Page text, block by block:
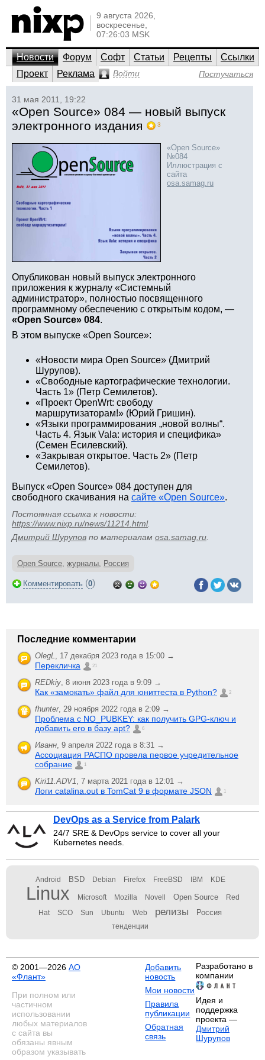
9 августа 2026,
воскресенье,
07:26:03 MSK
Новости Форум Софт Статьи Рецепты
Ссылки
Проект
Реклама Войти Постучаться
31 мая 2011, 19:22
«Open Source» 084 — новый выпуск
электронного издания
3
«Open Source»
№084
Иллюстрация с
сайта
osa.samag.ru
Опубликован новый выпуск электронного
приложения к журналу «Системный
администратор», полностью посвященного
программному обеспечению с открытым кодом, —
«Open Source» 084.
В этом выпуске «Open Source»:
«Новости мира Open Source» (Дмитрий
Шурупов).
«Свободные картографические технологии.
Часть 1» (Петр Семилетов).
«Проект OpenWrt: свободу
маршрутизаторам!» (Юрий Гришин).
«Языки программирования „новой волны“.
Часть 4. Язык Vala: история и специфика»
(Семен Есилевский).
«Закрывая открытое. Часть 2» (Петр
Семилетов).
Выпуск «Open Source» 084 доступен для
свободного скачивания на сайте «Open Source».
Постоянная ссылка к новости:
https://www.nixp.ru/news/11214.html.
Дмитрий Шурупов по материалам osa.samag.ru
Open Source, журналы, Россия
Комментировать (0)
Последние комментарии
OlegL, 17 декабря 2023 года в 15:00 →
Перекличка 21
REDkiy, 8 июня 2023 года в 9:09 →
Как «замокать» файл для юниттеста в Python? 2
fhunter, 29 ноября 2022 года в 2:09 →
Проблема с NO_PUBKEY: как получить GPG-ключ и
добавить его в базу apt?
6
Иванн, 9 апреля 2022 года в 8:31 →
Ассоциация РАСПО провела первое учредительное
собрание
1
Kiri11.ADV1, 7 марта 2021 года в 12:01 →
Логи catalina.out в TomCat 9 в формате JSON 1
DevOps as a Service from Palark
24/7 SRE & DevOps service to cover all your
Kubernetes needs.
Android BSD Debian Firefox FreeBSD IBM KDE
Linux Microsoft Mozilla Novell Open Source Red
Hat SCO Sun Ubuntu Web релизы Россия
тенденции
© 2001—2026 АО
«Флант»
При полном или
частичном
использовании
любых материалов
с сайта вы
обязаны явным
образом указывать
Добавить
новость
Мои новости
Правила
публикации
Обратная
связь
Разработано в
компании
Идея и
поддержка
проекта —
Дмитрий
Шурупов